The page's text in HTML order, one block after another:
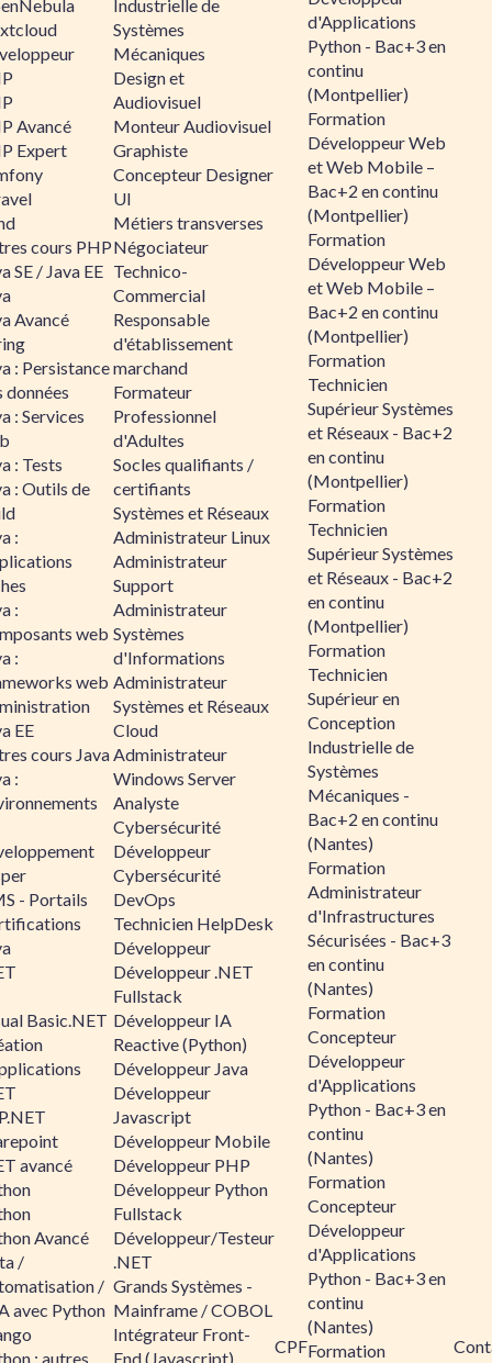
Avancé
Expert
cours PHP
SE / Java EE
Avancé
: Persistance
données
: Services
: Tests
: Outils de
:
:
web
:
web
EE
cours Java
:
- Portails
Basic.NET
avancé
Avancé
/
/
avec Python
: autres
Industrielle de
Systèmes
Mécaniques
Design et
Audiovisuel
Monteur Audiovisuel
Graphiste
Concepteur Designer
UI
Métiers transverses
Négociateur
Technico-
Commercial
Responsable
d'établissement
marchand
Formateur
Professionnel
d'Adultes
Socles qualifiants /
certifiants
Systèmes et Réseaux
Administrateur Linux
Administrateur
Support
Administrateur
Systèmes
d'Informations
Administrateur
Systèmes et Réseaux
Cloud
Administrateur
Windows Server
Analyste
Cybersécurité
Développeur
Cybersécurité
DevOps
Technicien HelpDesk
Développeur
Développeur .NET
Fullstack
Développeur IA
Reactive (Python)
Développeur Java
Développeur
Javascript
Développeur Mobile
Développeur PHP
Développeur Python
Fullstack
Développeur/Testeur
.NET
Grands Systèmes -
Mainframe / COBOL
Intégrateur Front-
End (Javascript)
CPF
d'Applications
Python - Bac+3 en
continu
(Montpellier)
Formation
Développeur Web
et Web Mobile –
Bac+2 en continu
(Montpellier)
Formation
Développeur Web
et Web Mobile –
Bac+2 en continu
(Montpellier)
Formation
Technicien
Supérieur Systèmes
et Réseaux - Bac+2
en continu
(Montpellier)
Formation
Technicien
Supérieur Systèmes
et Réseaux - Bac+2
en continu
(Montpellier)
Formation
Technicien
Supérieur en
Conception
Industrielle de
Systèmes
Mécaniques -
Bac+2 en continu
(Nantes)
Formation
Administrateur
d'Infrastructures
Sécurisées - Bac+3
en continu
(Nantes)
Formation
Concepteur
Développeur
d'Applications
Python - Bac+3 en
continu
(Nantes)
Formation
Concepteur
Développeur
d'Applications
Python - Bac+3 en
continu
(Nantes)
Formation